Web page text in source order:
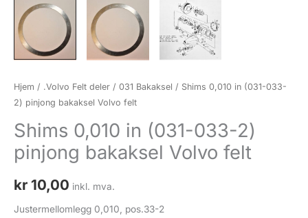
Hjem / .Volvo Felt deler / 031 Bakaksel / Shims 0,010 in (031-033-
2) pinjong bakaksel Volvo felt
Shims 0,010 in (031-033-2)
pinjong bakaksel Volvo felt
kr 10,00 inkl. mva.
Justermellomlegg 0,010, pos.33-2